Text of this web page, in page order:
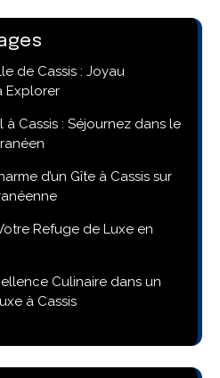
de Cassis : Joyau
Explorer
à Cassis : Séjournez dans le
d’un Gîte à Cassis sur
Refuge de Luxe en
Culinaire dans un
à Cassis